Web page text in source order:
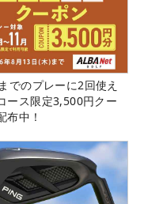
でのプレーに2回使え
ース限定3,500円クー
布中！